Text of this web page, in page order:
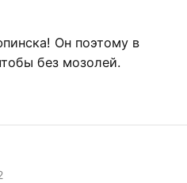
Он поэтому в
без мозолей.